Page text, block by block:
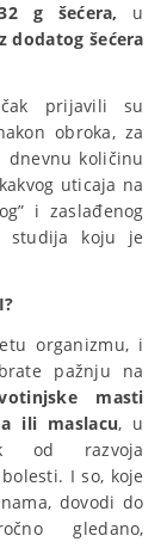
g šećera, u
dodatog šećera
prijavili su
obroka, za
količinu
uticaja na
i zaslađenog
studija koju je
organizmu, i
pažnju na
masti
ili maslacu, u
od razvoja
I so, koje
dovodi do
gledano,